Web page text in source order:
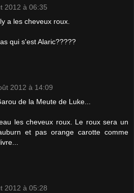
2012 à 06:35
a les cheveux roux.
qui s'est Alaric?????
2012 à 14:09
de la Meute de Luke...
les cheveux roux. Le roux sera un
et pas orange carotte comme
2012 à 05:28